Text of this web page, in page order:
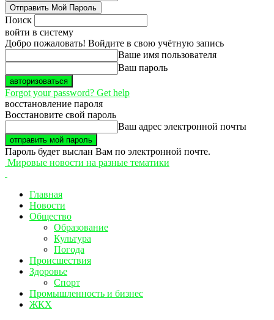
Поиск
войти в систему
Добро пожаловать! Войдите в свою учётную запись
Ваше имя пользователя
Ваш пароль
Forgot your password? Get help
восстановление пароля
Восстановите свой пароль
Ваш адрес электронной почты
Пароль будет выслан Вам по электронной почте.
Мировые новости на разные тематики
Главная
Новости
Общество
Образование
Культура
Погода
Происшествия
Здоровье
Спорт
Промышленность и бизнес
ЖКХ